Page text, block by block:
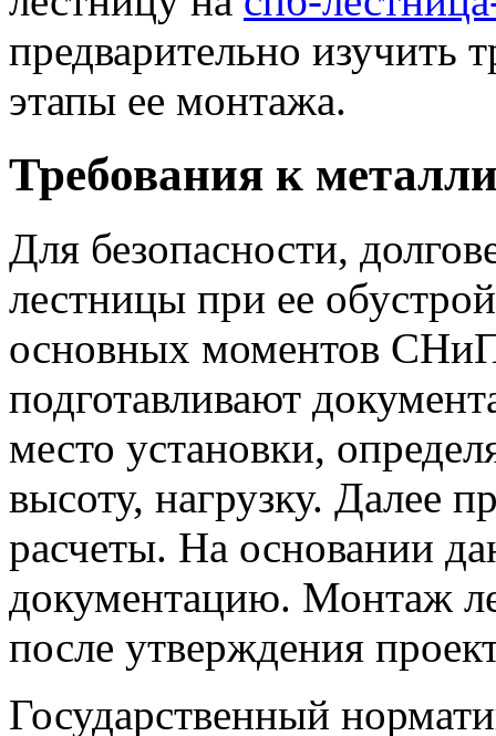
предварительно изучить
этапы ее монтажа.
Требования к
Для безопасности,
лестницы при ее
основных моментов
подготавливают
место установки,
высоту, нагрузку. Далее
расчеты. На основании
документацию. Монтаж
после утверждения
Государственный